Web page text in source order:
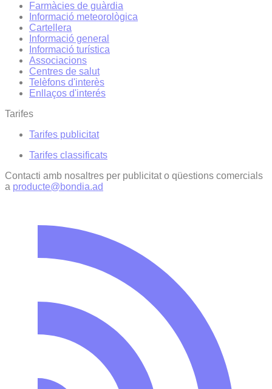
Farmàcies de guàrdia
Informació meteorològica
Cartellera
Informació general
Informació turística
Associacions
Centres de salut
Telèfons d'interès
Enllaços d'interés
Tarifes
Tarifes publicitat
Tarifes classificats
Contacti amb nosaltres per publicitat o qüestions comercials
a producte@bondia.ad